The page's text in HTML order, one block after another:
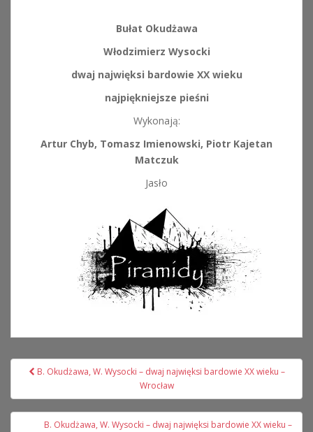
Bułat Okudżawa
Włodzimierz Wysocki
dwaj najwięksi bardowie XX wieku
najpiękniejsze pieśni
Wykonają:
Artur Chyb, Tomasz Imienowski, Piotr Kajetan
Matczuk
Jasło
Nawigacja
B. Okudżawa, W. Wysocki – dwaj najwięksi bardowie XX wieku –
Wrocław
B. Okudżawa, W. Wysocki – dwaj najwięksi bardowie XX wieku –